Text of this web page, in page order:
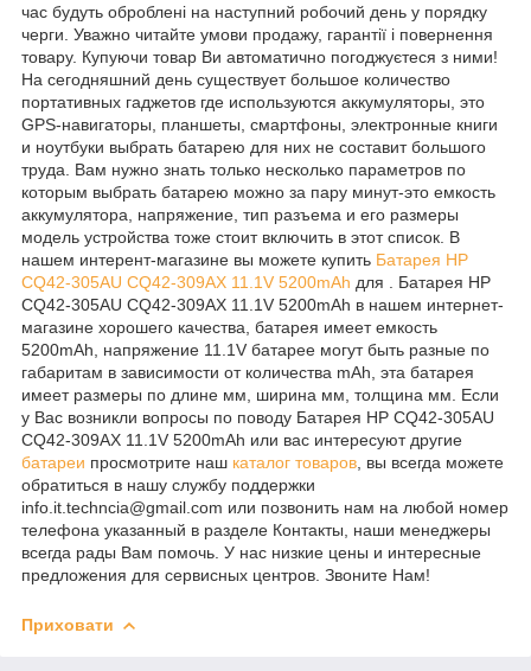
час будуть оброблені на наступний робочий день у порядку
черги. Уважно читайте умови продажу, гарантії і повернення
товару. Купуючи товар Ви автоматично погоджуєтеся з ними!
На сегодняшний день существует большое количество
портативных гаджетов где используются аккумуляторы, это
GPS-навигаторы, планшеты, смартфоны, электронные книги
и ноутбуки выбрать батарею для них не составит большого
труда. Вам нужно знать только несколько параметров по
которым выбрать батарею можно за пару минут-это емкость
аккумулятора, напряжение, тип разъема и его размеры
модель устройства тоже стоит включить в этот список. В
нашем интерент-магазине вы можете купить Батарея HP
CQ42-305AU CQ42-309AX 11.1V 5200mAh для . Батарея HP
CQ42-305AU CQ42-309AX 11.1V 5200mAh в нашем интернет-
магазине хорошего качества, батарея имеет емкость
5200mAh, напряжение 11.1V батарее могут быть разные по
габаритам в зависимости от количества mAh, эта батарея
имеет размеры по длине мм, ширина мм, толщина мм. Если
у Вас возникли вопросы по поводу Батарея HP CQ42-305AU
CQ42-309AX 11.1V 5200mAh или вас интересуют другие
батареи просмотрите наш каталог товаров , вы всегда можете
обратиться в нашу службу поддержки
info.it.techncia@gmail.com или позвонить нам на любой номер
телефона указанный в разделе Контакты, наши менеджеры
всегда рады Вам помочь. У нас низкие цены и интересные
предложения для сервисных центров. Звоните Нам!
Приховати